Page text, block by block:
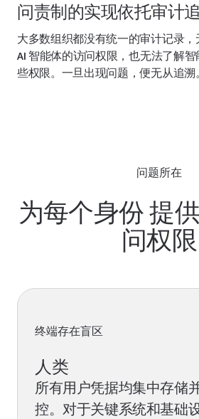
问责制的实现依托审计
大多数组织都没有统一的审计记录
AI 智能体的访问权限，也无法了解
些权限。一旦出现问题，便无从追溯。
问题所在
为每个身份 提
问权限
终端存在盲区
人类
所有用户凭据均集中存储
控。对于关键系统和基础